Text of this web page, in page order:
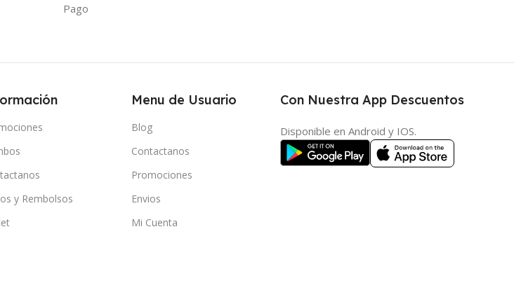
Pago
y Rembolsos
Menu de Usuario
Blog
Contactanos
Promociones
Envios
Mi Cuenta
Con Nuestra App Descuentos
Disponible en Android y IOS.